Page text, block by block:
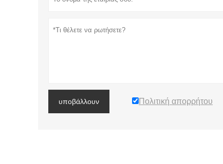
υποβάλλουν Πολιτική απορρήτου